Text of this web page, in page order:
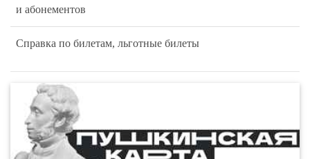
и абонементов
Справка по билетам, льготные билеты